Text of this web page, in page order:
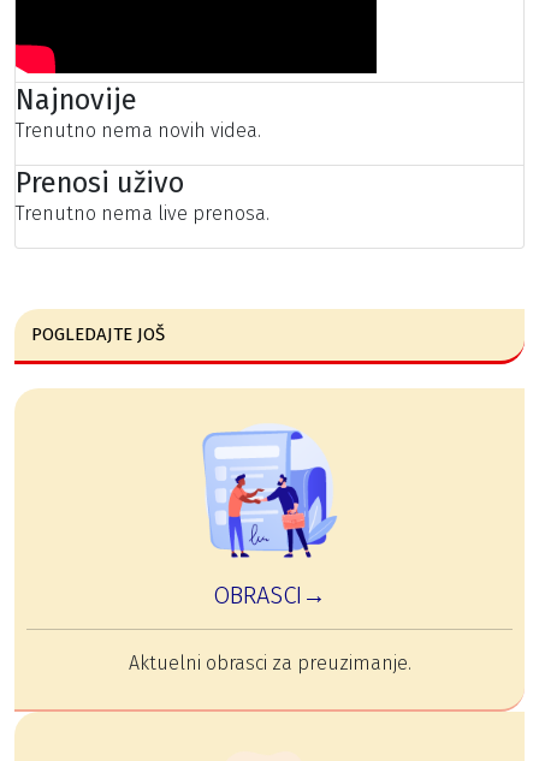
Najnovije
Trenutno nema novih videa.
Prenosi uživo
Trenutno nema live prenosa.
POGLEDAJTE JOŠ
OBRASCI→
Aktuelni obrasci za preuzimanje.